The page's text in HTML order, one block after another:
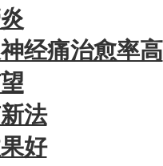
经痛治愈率高
法
好